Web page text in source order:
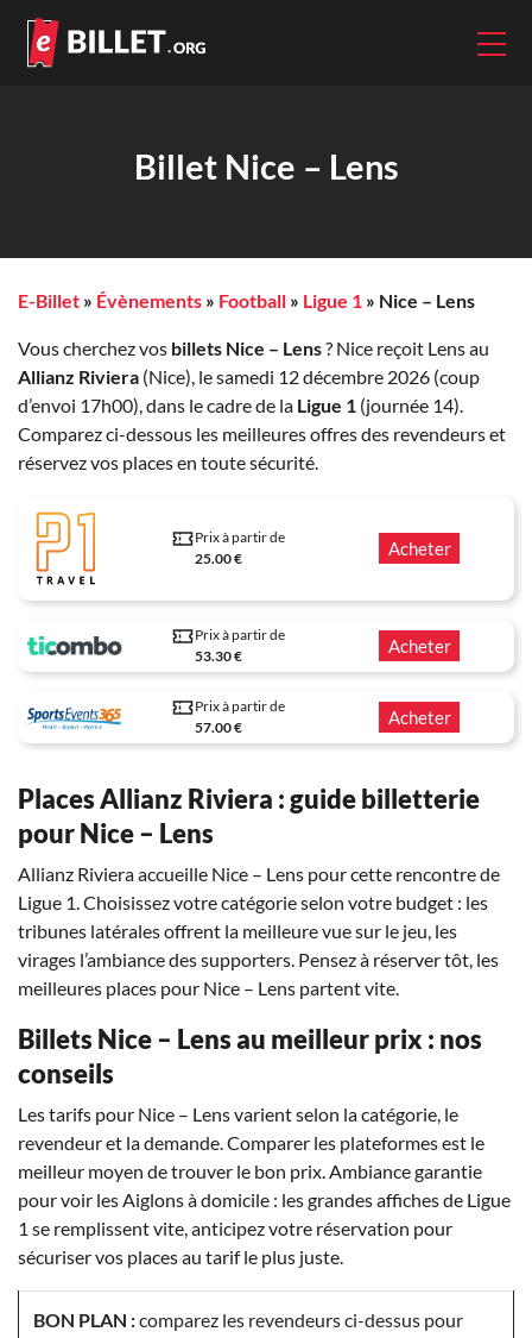
Billet Nice – Lens
E-Billet » Évènements » Football » Ligue 1 » Nice – Lens
Vous cherchez vos billets Nice – Lens? Nice reçoit Lens au
Allianz Riviera (Nice), le samedi 12 décembre 2026 (coup
d’envoi 17h00), dans le cadre de la Ligue 1 (journée 14).
Comparez ci-dessous les meilleures offres des revendeurs et
réservez vos places en toute sécurité.
Prix à partir de
25.00 €
Acheter
Prix à partir de
53.30 €
Acheter
Prix à partir de
57.00 €
Acheter
Places Allianz Riviera : guide billetterie
pour Nice – Lens
Allianz Riviera accueille Nice – Lens pour cette rencontre de
Ligue 1. Choisissez votre catégorie selon votre budget : les
tribunes latérales offrent la meilleure vue sur le jeu, les
virages l’ambiance des supporters. Pensez à réserver tôt, les
meilleures places pour Nice – Lens partent vite.
Billets Nice – Lens au meilleur prix : nos
conseils
Les tarifs pour Nice – Lens varient selon la catégorie, le
revendeur et la demande. Comparer les plateformes est le
meilleur moyen de trouver le bon prix. Ambiance garantie
pour voir les Aiglons à domicile : les grandes affiches de Ligue
1 se remplissent vite, anticipez votre réservation pour
sécuriser vos places au tarif le plus juste.
BON PLAN :comparez les revendeurs ci-dessus pour